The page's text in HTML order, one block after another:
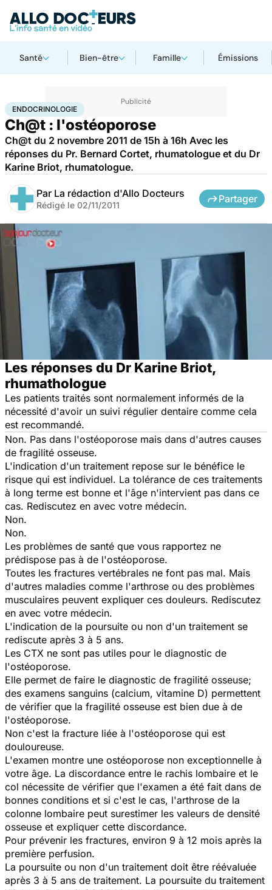
Santé Bien-être Famille Émissions
AccueilSantéMaladies Endocrinologie
ENDOCRINOLOGIE
Ch@t : l'ostéoporose
Ch@t du 2 novembre 2011 de 15h à 16h Avec les
réponses du Pr. Bernard Cortet, rhumatologue et du Dr
Karine Briot, rhumatologue.
Par La rédaction d'Allo Docteurs
Rédigé le 02/11/2011
Partager
Les réponses du Dr Karine Briot,
rhumathologue
Les patients traités sont normalement informés de la
nécessité d'avoir un suivi régulier dentaire comme cela
est recommandé.
Non. Pas dans l'ostéoporose mais dans d'autres causes
de fragilité osseuse.
L'indication d'un traitement repose sur le bénéfice le
risque qui est individuel. La tolérance de ces traitements
à long terme est bonne et l'âge n'intervient pas dans ce
cas. Rediscutez en avec votre médecin.
Non.
Non.
Les problèmes de santé que vous rapportez ne
prédispose pas à de l'ostéoporose.
Toutes les fractures vertébrales ne font pas mal. Mais
d'autres maladies comme l'arthrose ou des problèmes
musculaires peuvent expliquer ces douleurs. Rediscutez
en avec votre médecin.
L'indication de la poursuite ou non d'un traitement se
rediscute après 3 à 5 ans.
Les CTX ne sont pas utiles pour le diagnostic de
l'ostéoporose.
Elle permet de faire le diagnostic de fragilité osseuse;
des examens sanguins (calcium, vitamine D) permettent
de vérifier que la fragilité osseuse est bien due à de
l'ostéoporose.
Non c'est la fracture liée à l'ostéoporose qui est
douloureuse.
L'examen montre une ostéoporose non exceptionnelle à
votre âge. La discordance entre le rachis lombaire et le
col nécessite de vérifier que l'examen a été fait dans de
bonnes conditions et si c'est le cas, l'arthrose de la
colonne lombaire peut surestimer les valeurs de densité
osseuse et expliquer cette discordance.
Pour prévenir les fractures, environ 9 à 12 mois après la
première perfusion.
La poursuite ou non d'un traitement doit être réévaluée
après 3 à 5 ans de traitement. La poursuite du traitement